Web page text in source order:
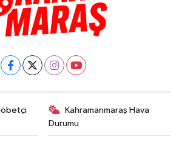
Kahramanmaraş Hava
Durumu